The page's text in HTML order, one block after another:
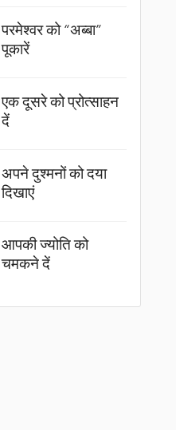
परमेश्वर को “अब्बा”
पूकारें
एक दूसरे को प्रोत्साहन
दें
अपने दुश्मनों को दया
दिखाएं
आपकी ज्योति को
चमकने दें